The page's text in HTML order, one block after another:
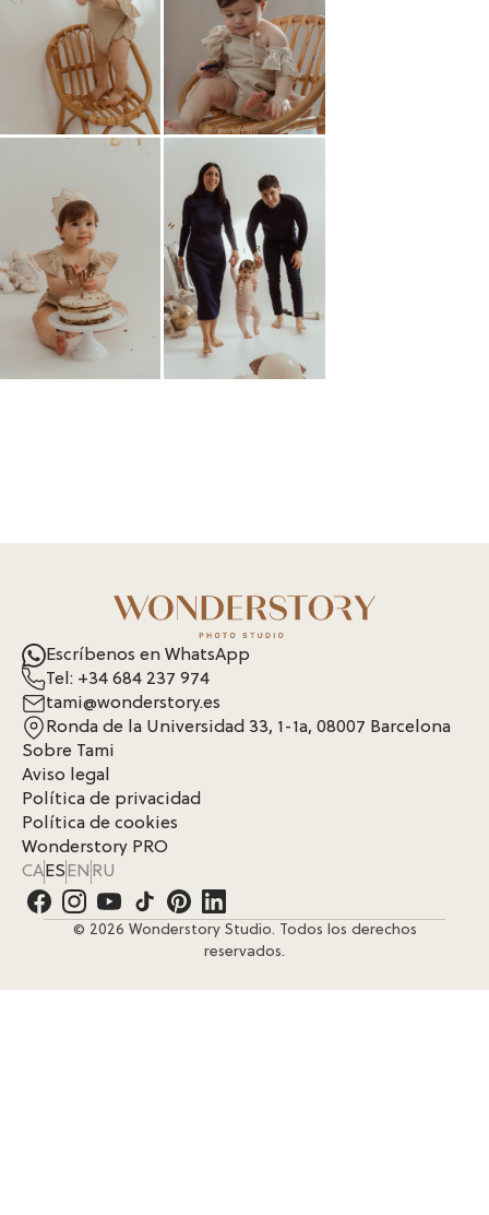
Escríbenos en WhatsApp
Tel: +34 684 237 974
tami@wonderstory.es
Ronda de la Universidad 33, 1-1a, 08007 Barcelona
Sobre Tami
Aviso legal
Política de privacidad
Política de cookies
Wonderstory PRO
CAESEN RU
© 2026 Wonderstory Studio. Todos los derechos
reservados.